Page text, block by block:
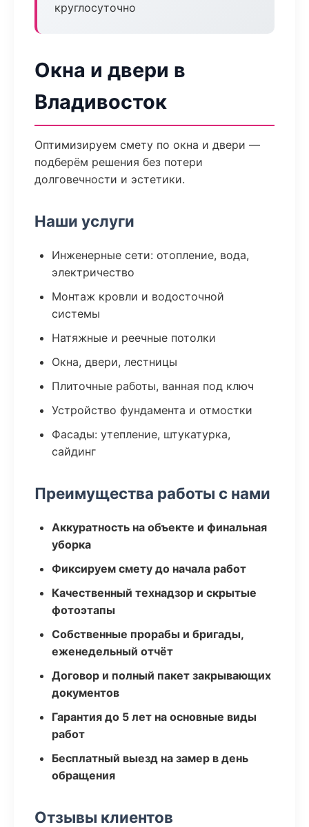
круглосуточно
Окна и двери в
Владивосток
Оптимизируем смету по окна и двери —
подберём решения без потери
долговечности и эстетики.
Наши услуги
Инженерные сети: отопление, вода,
электричество
Монтаж кровли и водосточной
системы
Натяжные и реечные потолки
Окна, двери, лестницы
Плиточные работы, ванная под ключ
Устройство фундамента и отмостки
Фасады: утепление, штукатурка,
сайдинг
Преимущества работы с нами
Аккуратность на объекте и финальная
уборка
Фиксируем смету до начала работ
Качественный технадзор и скрытые
фотоэтапы
Собственные прорабы и бригады,
еженедельный отчёт
Договор и полный пакет закрывающих
документов
Гарантия до 5 лет на основные виды
работ
Бесплатный выезд на замер в день
обращения
Отзывы клиентов